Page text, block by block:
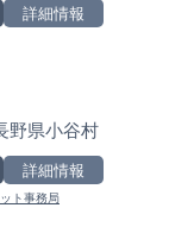
詳細情報
野県小谷村
詳細情報
ト事務局